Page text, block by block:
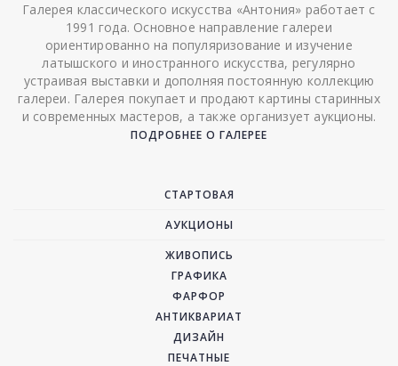
Галерея классического искусства «Антония» работает с
1991 года. Основное направление галереи
ориентированно на популяризование и изучение
латышского и иностранного искусства, регулярно
устраивая выставки и дополняя постоянную коллекцию
галереи. Галерея покупает и продают картины старинных
и современных мастеров, а также организует аукционы.
ПОДРОБНЕЕ О ГАЛЕРЕЕ
СТАРТОВАЯ
АУКЦИОНЫ
ЖИВОПИСЬ
ГРАФИКА
ФАРФОР
АНТИКВАРИАТ
ДИЗАЙН
ПЕЧАТНЫЕ